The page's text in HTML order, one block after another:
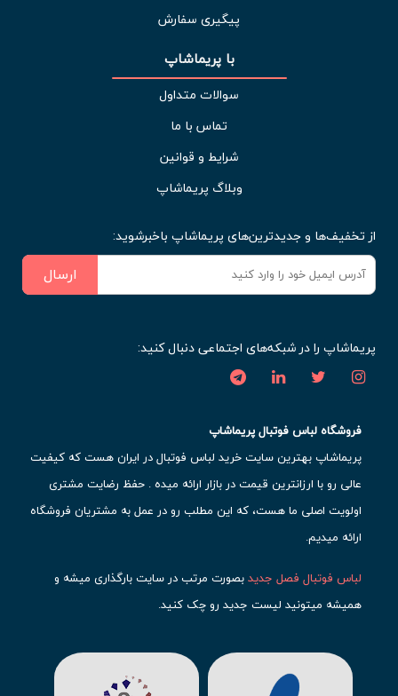
پیگیری سفارش
با پریماشاپ
سوالات متداول
تماس با ما
شرایط و قوانین
وبلاگ پریماشاپ
از تخفیف‌ها و جدیدترین‌های پریماشاپ باخبرشوید:
ارسال
پریماشاپ را در شبکه‌های اجتماعی دنبال کنید:
فروشگاه لباس فوتبال پریماشاپ
پریماشاپ بهترین سایت خرید لباس فوتبال در ایران هست که کیفیت
عالی رو با ارزانترین قیمت در بازار ارائه میده . حفظ رضایت مشتری
اولویت اصلی ما هست، که این مطلب رو در عمل به مشتریان فروشگاه
ارائه میدیم.
لباس فوتبال فصل جدیدبصورت مرتب در سایت بارگذاری میشه و
همیشه میتونید لیست جدید رو چک کنید.
حتما مشاهده کنید که قطعا برای تیم های مطرح دنیای فوتبال، تعداد